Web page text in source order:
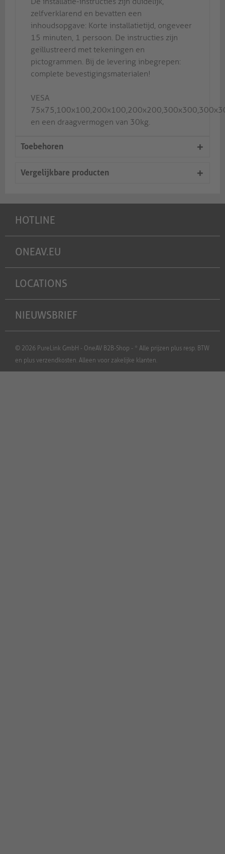
zelfverklarend en bevatten een
inhoudsopgave: Korte installatietijd, ongeveer
15 minuten, 1 persoon. De instructies zijn
geïllustreerd met tekeningen en
pictogrammen. Bij de levering inbegrepen:
complete bevestigingsmaterialen!
VESA
en een draagvermogen van 30kg.
Toebehoren
Vergelijkbare producten
HOTLINE
ONEAV.EU
LOCATIONS
NIEUWSBRIEF
© 2026 PureLink GmbH - OneAV B2B-Shop - * Alle prijzen plus resp. BTW
en plus verzendkosten. Alleen voor zakelijke klanten.